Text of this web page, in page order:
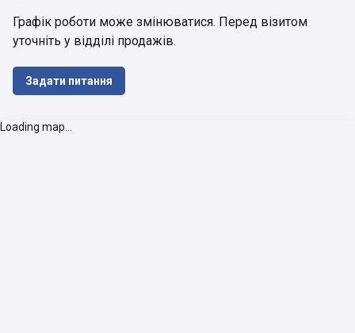
Графік роботи може змінюватися. Перед візитом
уточніть у відділі продажів.
Задати питання
Loading map...